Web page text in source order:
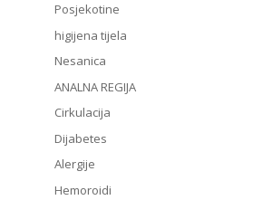
Posjekotine
higijena tijela
Nesanica
ANALNA REGIJA
Cirkulacija
Dijabetes
Alergije
Hemoroidi